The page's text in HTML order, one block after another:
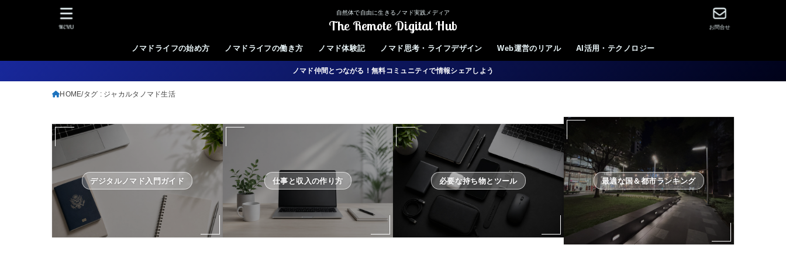
自然体で自由に生きるノマド実践メディア
The Remote Digital Hub
ノマドライフの始め方 ノマドライフの働き方 ノマド体験記 ノマド思考・ライフデザイン Web運営のリアル AI活用・テクノロジー
お問合せ
MENU
ノマド仲間とつながる！無料コミュニティで情報シェアしよう
HOME タグ : ジャカルタノマド生活
デジタルノマド入門ガイド 仕事と収入の作り方 必要な持ち物とツール 最適な国＆都市ランキング